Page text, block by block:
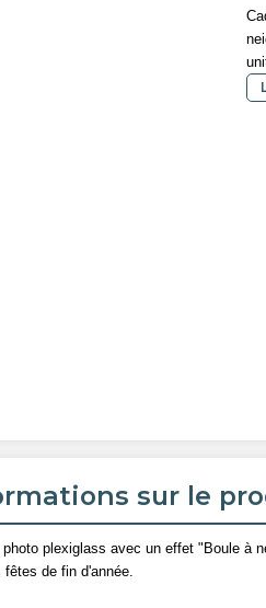
sur le
plexiglass avec un effet "Boule à
fêtes de fin d'année.